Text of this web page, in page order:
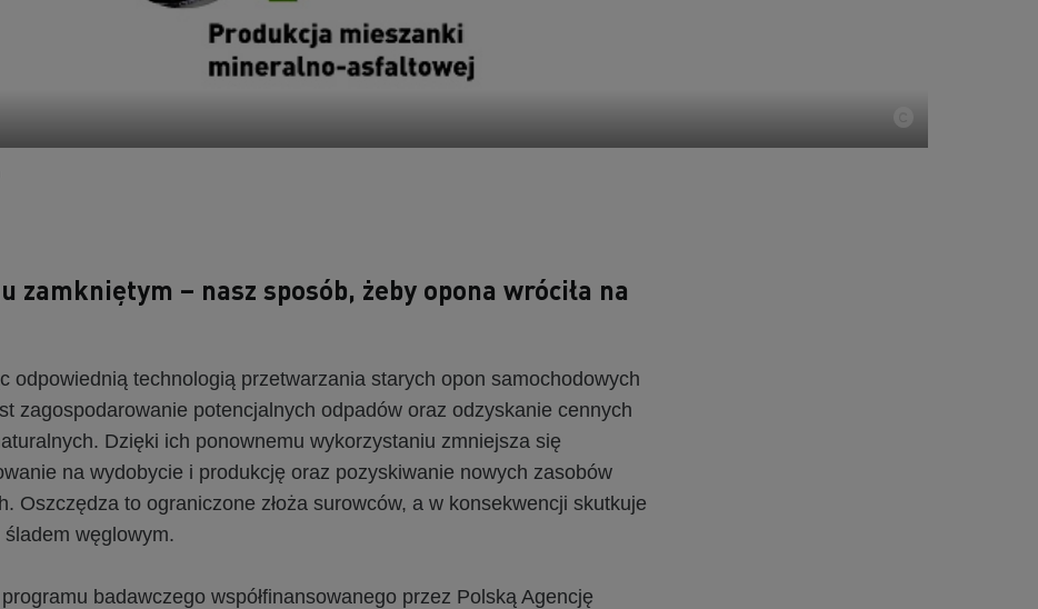
zamkniętym – nasz sposób, żeby opona wróciła na
odpowiednią technologią przetwarzania starych opon samochodowych
zagospodarowanie potencjalnych odpadów oraz odzyskanie cennych
Dzięki ich ponownemu wykorzystaniu zmniejsza się
na wydobycie i produkcję oraz pozyskiwanie nowych zasobów
Oszczędza to ograniczone złoża surowców, a w konsekwencji skutkuje
śladem węglowym.
badawczego współfinansowanego przez Polską Agencję